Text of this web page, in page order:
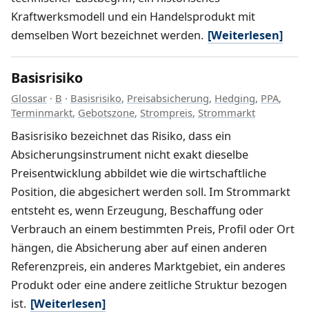
Kraftwerksmodell und ein Handelsprodukt mit
demselben Wort bezeichnet werden. [Weiterlesen]
Basisrisiko
Glossar · B · Basisrisiko, Preisabsicherung, Hedging, PPA,
Terminmarkt, Gebotszone, Strompreis, Strommarkt
Basisrisiko bezeichnet das Risiko, dass ein
Absicherungsinstrument nicht exakt dieselbe
Preisentwicklung abbildet wie die wirtschaftliche
Position, die abgesichert werden soll. Im Strommarkt
entsteht es, wenn Erzeugung, Beschaffung oder
Verbrauch an einem bestimmten Preis, Profil oder Ort
hängen, die Absicherung aber auf einen anderen
Referenzpreis, ein anderes Marktgebiet, ein anderes
Produkt oder eine andere zeitliche Struktur bezogen
ist. [Weiterlesen]